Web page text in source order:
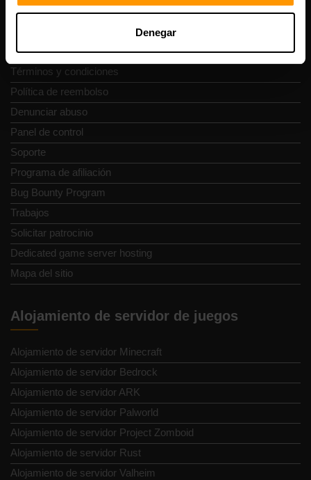
Denegar
Reseñas
Política de privacidad
Términos y condiciones
Política de reembolso
Denunciar abuso
Panel de control
Soporte
Programa de afiliación
Bug Bounty Program
Trabajos
Solicitar patrocinio
Dedicated game server hosting
Mapa del sitio
Alojamiento de servidor de juegos
Alojamiento de servidor Minecraft
Alojamiento de servidor Bedrock
Alojamiento de servidor ARK
Alojamiento de servidor Palworld
Alojamiento de servidor Project Zomboid
Alojamiento de servidor Rust
Alojamiento de servidor Valheim